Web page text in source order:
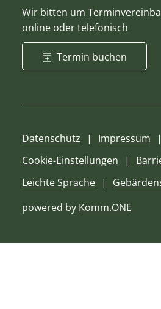
Wir bitten um
online oder telefonisch
Termin buchen
Datenschutz
Impressum
Cookie-Einstellungen
Leichte Sprache
powered by Komm.ONE